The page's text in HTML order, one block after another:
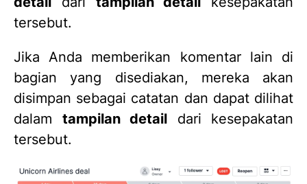
tersebut.
Jika Anda memberikan komentar lain di
bagian yang disediakan, mereka akan
disimpan sebagai catatan dan dapat dilihat
dalam tampilan detail dari kesepakatan
tersebut.